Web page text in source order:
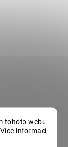
tohoto webu
informací